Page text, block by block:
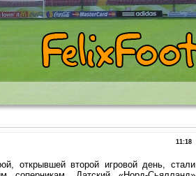
11:18
открывшей второй игровой день, стали